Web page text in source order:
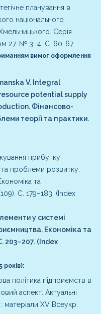
планування в
національного
Серія
27. № 3–4. С. 60-67.
вимог оформлення
V. Integral
potential supply
Фінансово-
теорії та практики.
прибутку
проблеми розвитку.
та
С. 179–183. (Index
у системі
Економіка та
203–207. (Index
років):
політика підприємств в
аспект. Актуальні
матеріали ХV Всеукр.